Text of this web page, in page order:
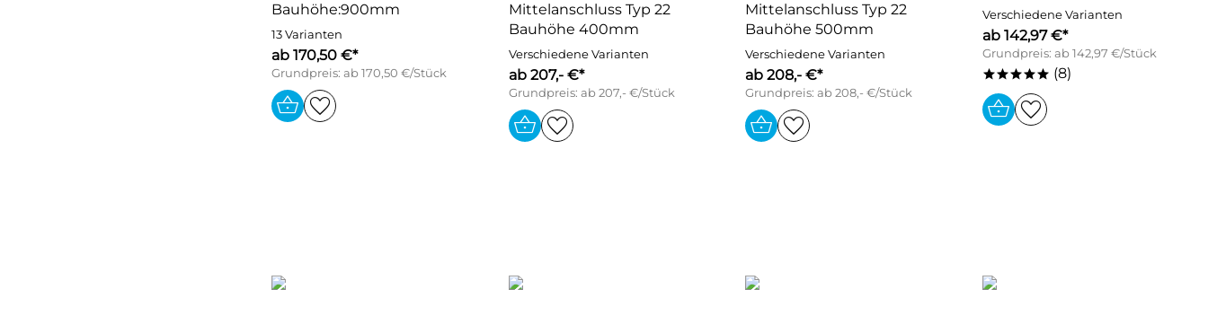
Bauhöhe:900mm
13 Varianten
ab 170,50 €*
Grundpreis: ab 170,50 €/Stück
Mittelanschluss Typ 22
Bauhöhe 400mm
Verschiedene Varianten
ab 207,- €*
Grundpreis: ab 207,- €/Stück
Mittelanschluss Typ 22
Bauhöhe 500mm
Verschiedene Varianten
ab 208,- €*
Grundpreis: ab 208,- €/Stück
Verschiedene Varianten
ab 142,97 €*
Grundpreis: ab 142,97 €/Stück
***** (8)